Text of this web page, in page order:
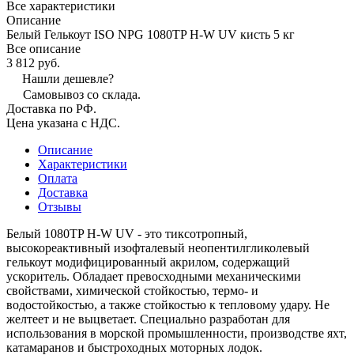
Все характеристики
Описание
Белый Гелькоут ISO NPG 1080TP H-W UV кисть 5 кг
Все описание
3 812 руб.
Нашли дешевле?
Самовывоз со склада.
Доставка по РФ.
Цена указана с НДС.
Описание
Характеристики
Оплата
Доставка
Отзывы
Белый 1080TP H-W UV - это тиксотропный,
высокореактивный изофталевый неопентилгликолевый
гелькоут модифицированный акрилом, содержащий
ускоритель. Обладает превосходными механическими
свойствами, химической стойкостью, термо- и
водостойкостью, а также стойкостью к тепловому удару. Не
желтеет и не выцветает. Специально разработан для
использования в морской промышленности, производстве яхт,
катамаранов и быстроходных моторных лодок.